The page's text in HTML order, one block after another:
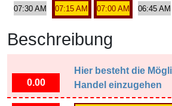
07:30 AM 07:15 AM 07:00 AM 06:45 AM
Beschreibung
0.00
Hier besteht die
Handel einzugehen